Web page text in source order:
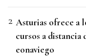
Asturias ofrece a
cursos a distancia
eonaviego